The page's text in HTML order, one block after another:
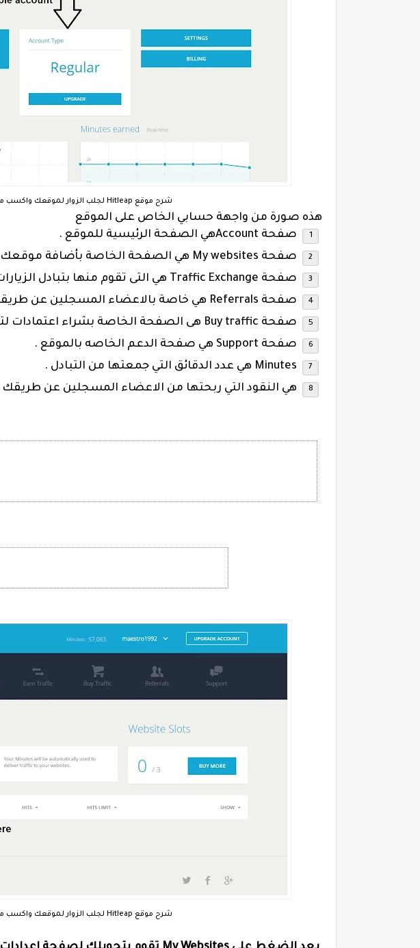
شرح موقع Hitleap لجلب الزوار لموقعك واكسب من الانترنت
هذه صورة من واجهة حسابي الخاص على الموقع
صفحة Accountهي الصفحة الرئيسية للموقع .
صفحة My websites هي الصفحة الخاصة بأضافة موقعك .
صفحة Traffic Exchange هي التى تقوم منها بتبادل الزيارات وتصفح المواقع الاخرى .
صفحة Referrals هي خاصة بالاعضاء المسجلين عن طريقك .
صفحة Buy traffic هى الصفحة الخاصة بشراء اعتمادات لتزويد عدد الدقائق فى حسابك .
صفحة Support هي صفحة الدعم الخاصه بالموقع .
Minutes هي عدد الدقائق التي جمعتها من التبادل .
هي النقود التي ربحتها من الاعضاء المسجلين عن طريقك
شرح موقع Hitleap لجلب الزوار لموقعك واكسب من الانترنت